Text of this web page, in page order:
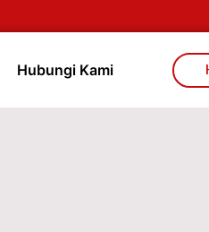
Hubungi Kami